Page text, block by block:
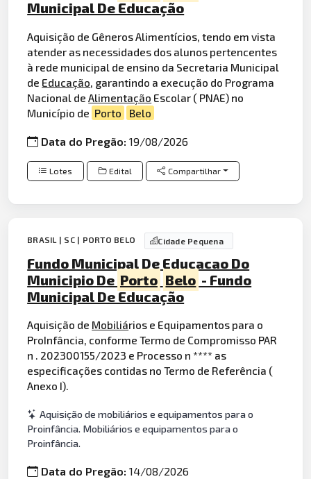
Municipal De Educação
Aquisição de Gêneros Alimentícios, tendo em vista
atender as necessidades dos alunos pertencentes
à rede municipal de ensino da Secretaria Municipal
de Educação, garantindo a execução do Programa
Nacional deAlimentação Escolar ( PNAE) no
Município de Porto Belo
Data do Pregão:19/08/2026
Lotes Edital Compartilhar
BRASIL | SC | PORTO BELO Cidade Pequena
Fundo Municipal De Educacao Do
Municipio De Porto Belo - Fundo
Municipal De Educação
Aquisição de Mobiliários e Equipamentos para o
ProInfância, conforme Termo de Compromisso PAR
n . 202300155/2023 e Processo n **** as
especificações contidas no Termo de Referência (
Anexo I).
Aquisição de mobiliários e equipamentos para o
Proinfância. Mobiliários e equipamentos para o
Proinfância.
Data do Pregão:14/08/2026